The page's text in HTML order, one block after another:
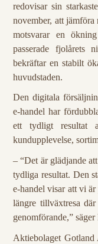
redovisar sin
november, att
motsvarar en
passerade fjolårets
bekräftar en stabilt
huvudstaden.
Den digitala
e-handel har
ett tydligt resultat
kundupplevelse,
– “Det är glädjande
tydliga resultat. Den
e-handel visar att vi är
längre tillväxtresa
genomförande,”
Aktiebolaget